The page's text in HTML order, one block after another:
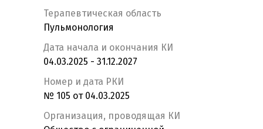
Терапевтическая область
Пульмонология
Дата начала и окончания КИ
04.03.2025 - 31.12.2027
Номер и дата РКИ
№ 105 от 04.03.2025
Организация, проводящая КИ